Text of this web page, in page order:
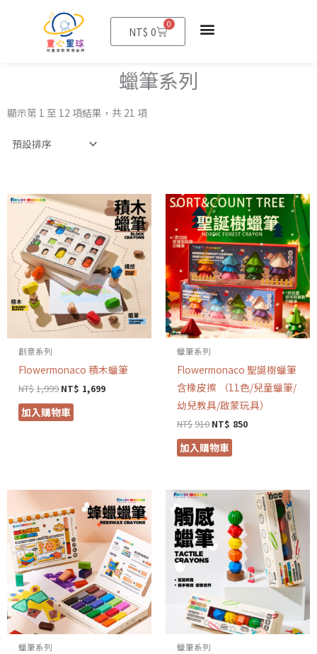
NT$ 0
0
購
物
蠟筆系列
顯示第 1 至 12 項結果，共 21 項
創意系列
Flowermonaco 積木蠟筆
NT$1,999NT$ 1,699
加入購物車
蠟筆系列
Flowermonaco 聖誕樹蠟筆
含橡皮擦 （11色/兒童蠟筆/
幼兒教具/啟蒙玩具）
NT$910NT$ 850
加入購物車
蠟筆系列 蠟筆系列